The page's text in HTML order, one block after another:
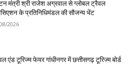
मंत्री श्री राजेश अग्रवाल से ग्लोबल ट्रैवल
के प्रतिनिधिमंडल की सौजन्य भेंट
2026
एंड टूरिज्म फेयर गांधीनगर में छत्तीसगढ़ टूरिज्म बोर्ड